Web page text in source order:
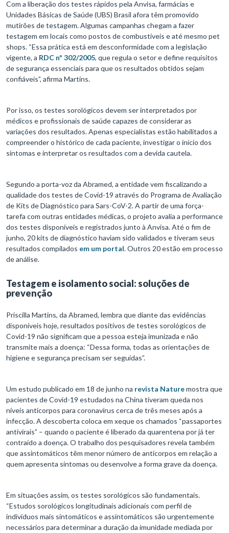
Com a liberação dos testes rápidos pela Anvisa, farmácias e
Unidades Básicas de Saúde (UBS) Brasil afora têm promovido
mutirões de testagem. Algumas campanhas chegam a fazer
testagem em locais como postos de combustíveis e até mesmo pet
shops. “Essa prática está em desconformidade com a legislação
vigente, a RDC nº 302/2005, que regula o setor e define requisitos
de segurança essenciais para que os resultados obtidos sejam
confiáveis”, afirma Martins.
Por isso, os testes sorológicos devem ser interpretados por
médicos e profissionais de saúde capazes de considerar as
variações dos resultados. Apenas especialistas estão habilitados a
compreender o histórico de cada paciente, investigar o início dos
sintomas e interpretar os resultados com a devida cautela.
Segundo a porta-voz da Abramed, a entidade vem fiscalizando a
qualidade dos testes de Covid-19 através do Programa de Avaliação
de Kits de Diagnóstico para Sars-CoV-2. A partir de uma força-
tarefa com outras entidades médicas, o projeto avalia a performance
dos testes disponíveis e registrados junto à Anvisa. Até o fim de
junho, 20 kits de diagnóstico haviam sido validados e tiveram seus
resultados compilados em um portal. Outros 20 estão em processo
de análise.
Testagem e isolamento social: soluções de
prevenção
Priscilla Martins, da Abramed, lembra que diante das evidências
disponíveis hoje, resultados positivos de testes sorológicos de
Covid-19 não significam que a pessoa esteja imunizada e não
transmite mais a doença: “Dessa forma, todas as orientações de
higiene e segurança precisam ser seguidas”.
Um estudo publicado em 18 de junho na revista Naturemostra que
pacientes de Covid-19 estudados na China tiveram queda nos
níveis anticorpos para coronavírus cerca de três meses após a
infecção. A descoberta coloca em xeque os chamados “passaportes
antivirais” – quando o paciente é liberado da quarentena por já ter
contraído a doença. O trabalho dos pesquisadores revela também
que assintomáticos têm menor número de anticorpos em relação a
quem apresenta sintomas ou desenvolve a forma grave da doença.
Em situações assim, os testes sorológicos são fundamentais.
“Estudos sorológicos longitudinais adicionais com perfil de
indivíduos mais sintomáticos e assintomáticos são urgentemente
necessários para determinar a duração da imunidade mediada por